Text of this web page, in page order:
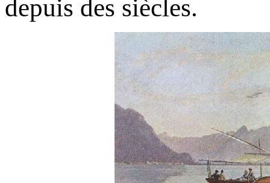
depuis des siècles.